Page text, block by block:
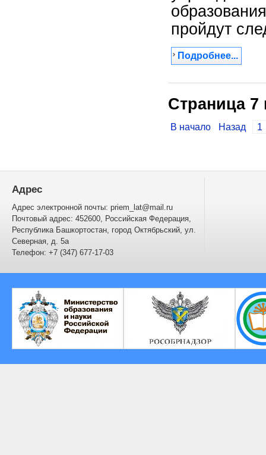
пройдут
Подробнее...
Страница 7
В начало Назад 1
Адрес
Адрес электронной почты: priem_lat@mail.ru
Почтовый адрес: 452600, Российская Федерация,
Республика Башкортостан, город Октябрьский, ул.
Северная, д. 5а
Телефон: +7 (347) 677-17-03